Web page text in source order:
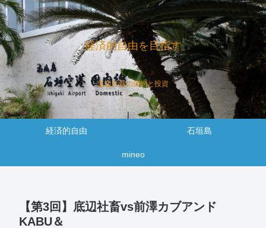
経済的自由を目指す
底辺社畜の節約と投資
経済的自由 石垣島
mineo
【第3回】底辺社畜vs前澤カブアンド
KABU＆